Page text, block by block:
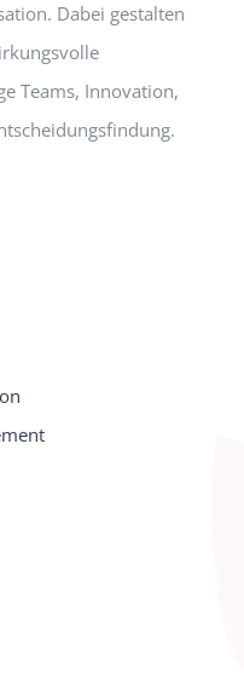
Dabei gestalten
Teams, Innovation,